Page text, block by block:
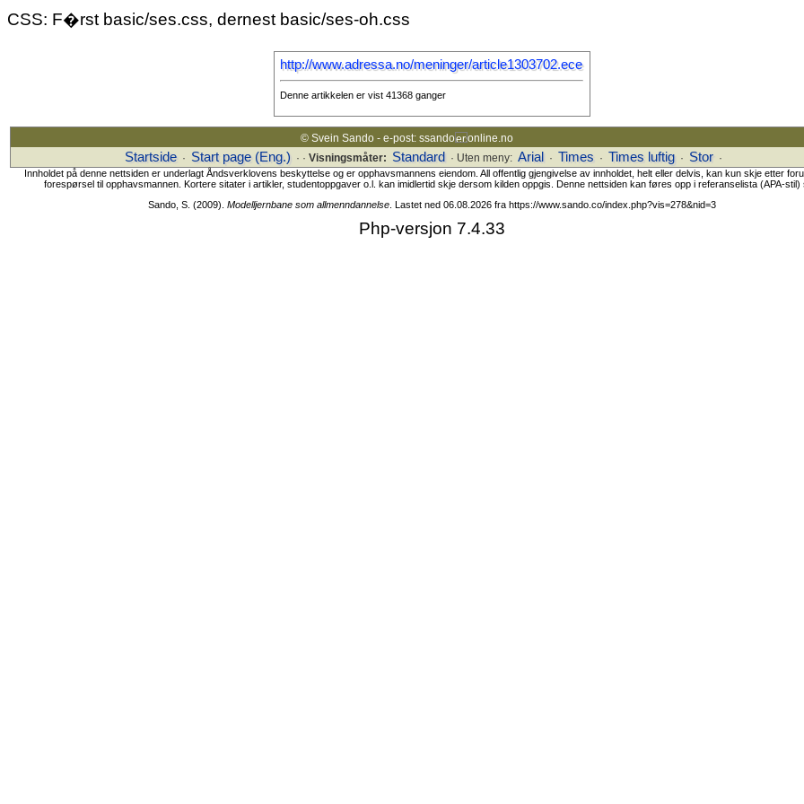
CSS: F�rst basic/ses.css, dernest basic/ses-oh.css
http://www.adressa.no/meninger/article1303702.ece
Denne artikkelen er vist 41368 ganger
© Svein Sando - e-post: ssando online.no
Startside · Start page (Eng.) · · Visningsmåter: Standard · Uten meny: Arial · Times · Times luftig · Stor ·
Innholdet på denne nettsiden er underlagt Åndsverklovens beskyttelse og er opphavsmannens eiendom. All offentlig gjengivelse av innholdet, helt eller delvis, kan kun skje etter
forespørsel til opphavsmannen. Kortere sitater i artikler, studentoppgaver o.l. kan imidlertid skje dersom kilden oppgis. Denne nettsiden kan føres opp i referanselista (APA-stil)
Sando, S. (2009). Modelljernbane som allmenndannelse. Lastet ned 06.08.2026 fra https://www.sando.co/index.php?vis=278&nid=3
Php-versjon 7.4.33